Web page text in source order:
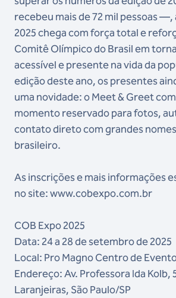
recebeu mais de 72 mil pessoas —,
2025 chega com força total e
Comitê Olímpico do Brasil em
acessível e presente na vida da
edição deste ano, os presentes
uma novidade: o Meet & Greet
momento reservado para fotos,
contato direto com grandes
brasileiro.
As inscrições e mais informações
no site: www.cobexpo.com.br
COB Expo 2025
Data: 24 a 28 de setembro de 2025
Local: Pro Magno Centro de
Endereço: Av. Professora Ida Kolb,
Laranjeiras, São Paulo/SP